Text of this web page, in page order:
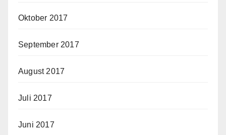
Oktober 2017
September 2017
August 2017
Juli 2017
Juni 2017